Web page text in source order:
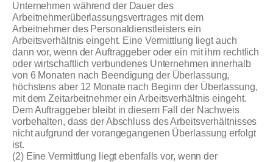
Unternehmen während der Dauer des
Arbeitnehmerüberlassungsvertrages mit dem
Arbeitnehmer des Personaldienstleisters ein
Arbeitsverhältnis eingeht. Eine Vermittlung liegt auch
dann vor, wenn der Auftraggeber oder ein mit ihm rechtlich
oder wirtschaftlich verbundenes Unternehmen innerhalb
von 6 Monaten nach Beendigung der Überlassung,
höchstens aber 12 Monate nach Beginn der Überlassung,
mit dem Zeitarbeitnehmer ein Arbeitsverhältnis eingeht.
Dem Auftraggeber bleibt in diesem Fall der Nachweis
vorbehalten, dass der Abschluss des Arbeitsverhältnisses
nicht aufgrund der vorangegangenen Überlassung erfolgt
ist.
(2) Eine Vermittlung liegt ebenfalls vor, wenn der